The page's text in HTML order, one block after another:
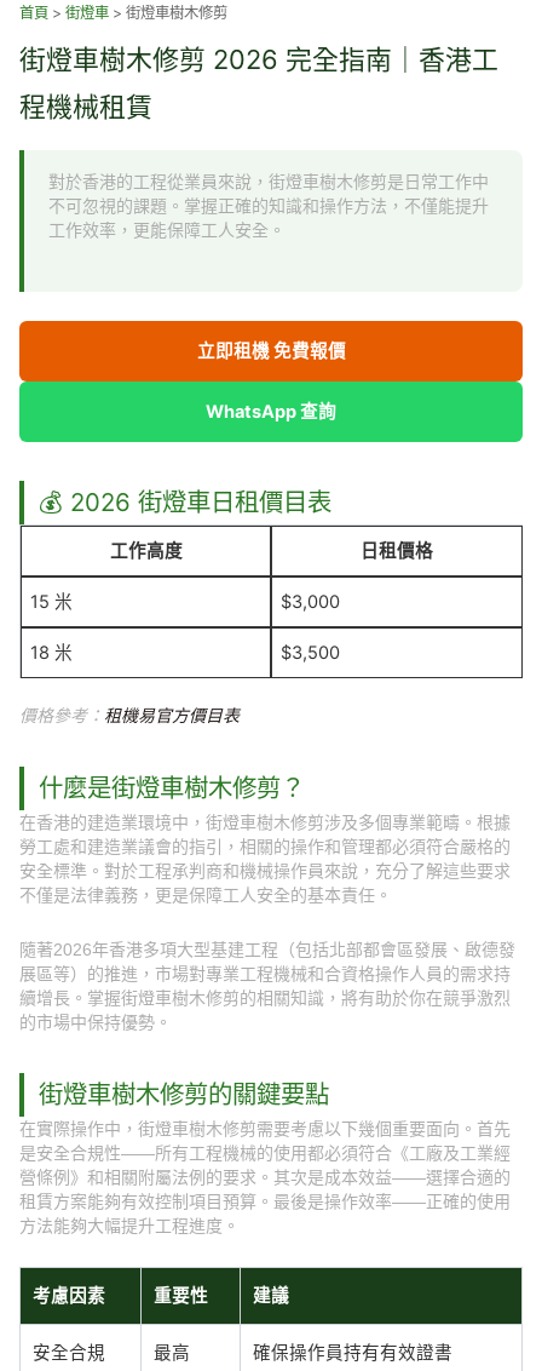
首頁 > 街燈車 > 街燈車樹木修剪
街燈車樹木修剪 2026 完全指南｜香港工
程機械租賃
對於香港的工程從業員來說，街燈車樹木修剪是日常工作中
不可忽視的課題。掌握正確的知識和操作方法，不僅能提升
工作效率，更能保障工人安全。
立即租機 免費報價
WhatsApp 查詢
💰 2026 街燈車日租價目表
工作高度 日租價格
15 米 $3,000
18 米 $3,500
價格參考： 租機易官方價目表
什麼是街燈車樹木修剪？
在香港的建造業環境中，街燈車樹木修剪涉及多個專業範疇。根據
勞工處和建造業議會的指引，相關的操作和管理都必須符合嚴格的
安全標準。對於工程承判商和機械操作員來說，充分了解這些要求
不僅是法律義務，更是保障工人安全的基本責任。
隨著2026年香港多項大型基建工程（包括北部都會區發展、啟德發
展區等）的推進，市場對專業工程機械和合資格操作人員的需求持
續增長。掌握街燈車樹木修剪的相關知識，將有助於你在競爭激烈
的市場中保持優勢。
街燈車樹木修剪的關鍵要點
在實際操作中，街燈車樹木修剪需要考慮以下幾個重要面向。首先
是安全合規性——所有工程機械的使用都必須符合《工廠及工業經
營條例》和相關附屬法例的要求。其次是成本效益——選擇合適的
租賃方案能夠有效控制項目預算。最後是操作效率——正確的使用
方法能夠大幅提升工程進度。
考慮因素 重要性 建議
安全合規 最高 確保操作員持有有效證書